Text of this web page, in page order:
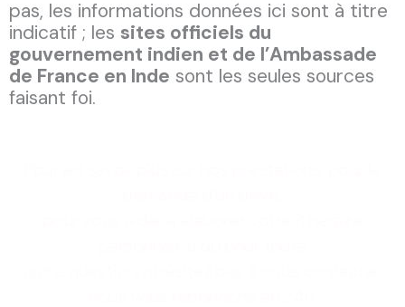
pas, les informations données ici sont à titre
indicatif ; les sites officiels du
gouvernement indien et de l’Ambassade
de France en Inde sont les seules sources
faisant foi.